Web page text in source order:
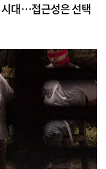
시대…접근성은 선택